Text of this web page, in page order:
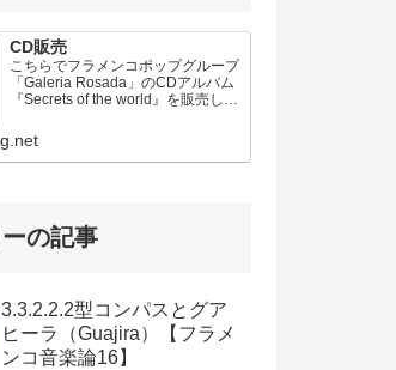
CD販売
こちらでフラメンコポップグループ
「Galeria Rosada」のCDアルバム
『Secrets of the world』を販売して
の記事
3.3.2.2.2型コンパスとグア
ヒーラ（Guajira）【フラメ
ンコ音楽論16】